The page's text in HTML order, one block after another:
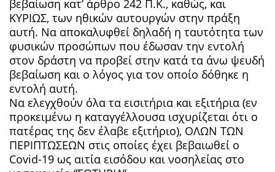
βεβαίωση κατ’ άρθρο 242 Π.Κ., καθώς, και
ΚΥΡΙΩΣ, των ηθικών αυτουργών στην πράξη
αυτή. Να αποκαλυφθεί δηλαδή η ταυτότητα των
φυσικών προσώπων που έδωσαν την εντολή
στον δράστη να προβεί στην κατά τα άνω ψευδή
βεβαίωση και ο λόγος για τον οποίο δόθηκε η
εντολή αυτή.
Να ελεγχθούν όλα τα εισιτήρια και εξιτήρια (εν
προκειμένω η καταγγέλλουσα ισχυρίζεται ότι ο
πατέρας της δεν έλαβε εξιτήριο), ΟΛΩΝ ΤΩΝ
ΠΕΡΙΠΤΩΣΕΩΝ στις οποίες έχει βεβαιωθεί ο
Covid-19 ως αιτία εισόδου και νοσηλείας στο